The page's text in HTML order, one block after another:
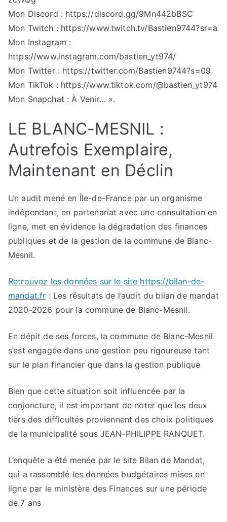
Mon Discord : https://discord.gg/9Mn442bBSC
Mon Twitch : https://www.twitch.tv/Bastien9744?sr=a
Mon Instagram :
https://www.instagram.com/bastien_yt974/
Mon Twitter : https://twitter.com/Bastien9744?s=09
Mon TikTok : https://www.tiktok.com/@bastien_yt974
Mon Snapchat : À Venir… ».
LE BLANC-MESNIL :
Autrefois Exemplaire,
Maintenant en Déclin
Un audit mené en Île-de-France par un organisme
indépendant, en partenariat avec une consultation en
ligne, met en évidence la dégradation des finances
publiques et de la gestion de la commune de Blanc-
Mesnil.
Retrouvez les données sur le site https://bilan-de-
mandat.fr : Les résultats de l’audit du bilan de mandat
2020-2026 pour la commune de Blanc-Mesnil.
En dépit de ses forces, la commune de Blanc-Mesnil
s’est engagée dans une gestion peu rigoureuse tant
sur le plan financier que dans la gestion publique
Bien que cette situation soit influencée par la
conjoncture, il est important de noter que les deux
tiers des difficultés proviennent des choix politiques
de la municipalité sous JEAN-PHILIPPE RANQUET.
L’enquête a été menée par le site Bilan de Mandat,
qui a rassemblé les données budgétaires mises en
ligne par le ministère des Finances sur une période
de 7 ans